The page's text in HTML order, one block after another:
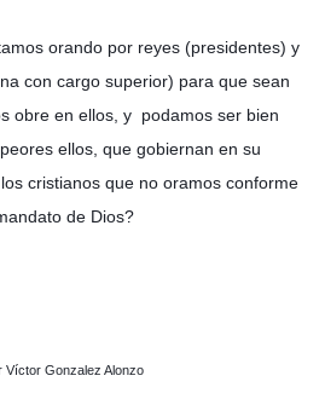
orando por reyes (presidentes) y
con cargo superior) para que sean
obre en ellos, y podamos ser bien
ellos, que gobiernan en su
cristianos que no oramos conforme
de Dios?
Víctor Gonzalez Alonzo